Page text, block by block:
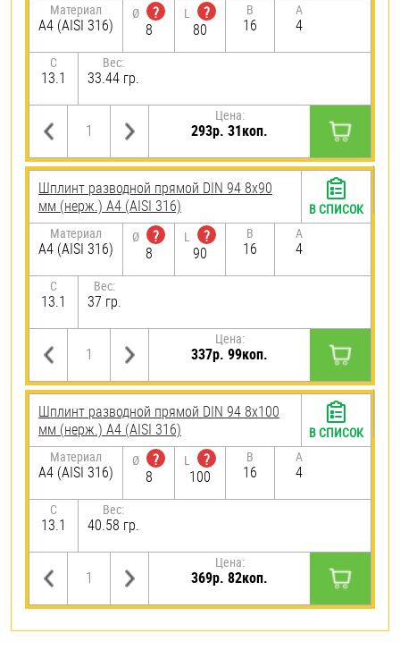
Материал
A4 (AISI 316)
Ø
?
8
L
?
80
B
16
A
4
C
13.1
Вес:
33.44 гр.
Цена:
293р. 31коп.
Шплинт разводной прямой DIN 94 8х90
мм (нерж.) A4 (AISI 316)
Материал
A4 (AISI 316)
Ø
?
8
L
?
90
B
16
A
4
C
13.1
Вес:
37 гр.
Цена:
337р. 99коп.
В СПИСОК
Шплинт разводной прямой DIN 94 8х100
мм (нерж.) A4 (AISI 316)
Материал
A4 (AISI 316)
Ø
?
8
L
?
100
B
16
A
4
C
13.1
Вес:
40.58 гр.
Цена:
369р. 82коп.
В СПИСОК